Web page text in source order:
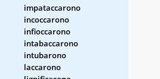
impataccarono
incoccarono
infioccarono
intabaccarono
intubarono
laccarono